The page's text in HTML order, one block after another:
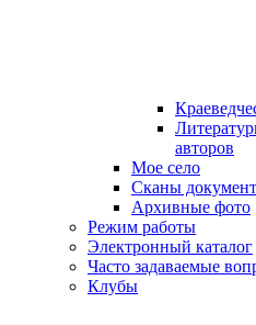
авторов
Мое село
Сканы
Архивные фото
Режим работы
Электронный каталог
Часто задаваемые
Клубы